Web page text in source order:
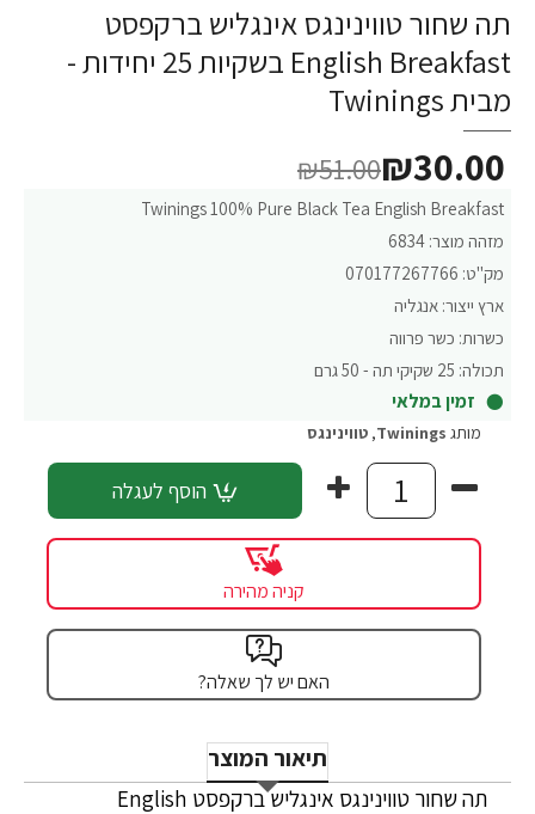
תה שחור טווינינגס אינגליש ברקפסט
English Breakfast בשקיות 25 יחידות -
מבית Twinings
Twinings 100% Pure Black Tea English Breakfast
מזהה מוצר: 6834
מק"ט: 070177267766
ארץ ייצור: אנגליה
כשרות: כשר פרווה
תכולה: 25 שקיקי תה - 50 גרם
זמין במלאי
₪30.00
₪51.00
מותג Twinings
, טווינינגס
הוסף לעגלה
קניה מהירה
האם יש לך שאלה?
תיאור המוצר
תה שחור טווינינגס אינגליש ברקפסט English